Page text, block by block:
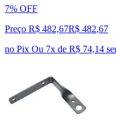
7% OFF
Preço R$ 482,67R$ 482,67
no Pix Ou 7x de R$ 74,14